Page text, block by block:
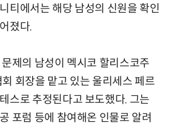
티에서는 해당 남성의 신원을 확인
졌다.
제의 남성이 멕시코 할리스코주
회장을 맡고 있는 울리세스 페르
스로 추정된다고 보도했다. 그는
포럼 등에 참여해온 인물로 알려